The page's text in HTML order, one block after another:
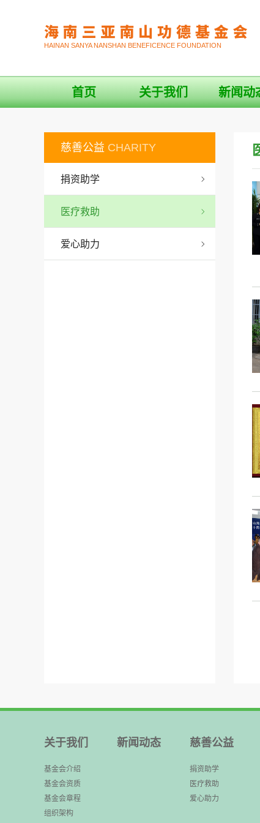
HAINAN SANYA NANSHAN BENEFICENCE FOUNDATION
首页 关于我们 新闻动
慈善公益 CHARITY
捐资助学
医疗救助
爱心助力
关于我们
基金会介绍
基金会资质
基金会章程
组织架构
新闻动态 慈善公益
捐资助学
医疗救助
爱心助力